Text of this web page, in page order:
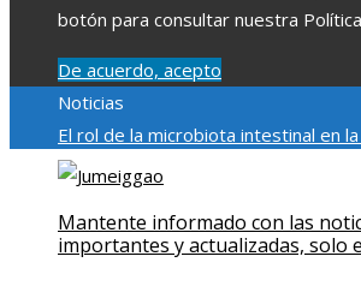
botón para consultar nuestra
De acuerdo, acepto
Noticias
El rol de la microbiota intestinal en
nutrientesReformas regulatorias
Patrimonio de la Humanidad y su
económico y social de la
Mantente informado con las
importantes y actualizadas, solo